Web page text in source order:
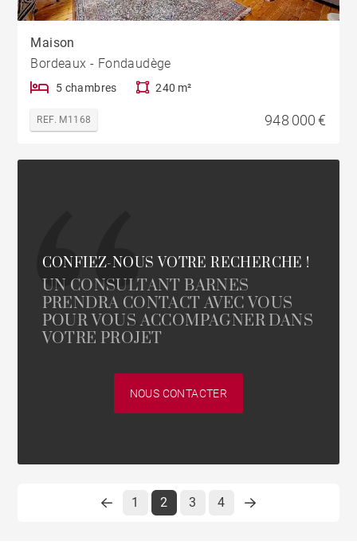
Maison
Bordeaux - Fondaudège
5 chambres 240 m²
REF. M1168 948 000 €
CONFIEZ-NOUS VOTRE RECHERCHE !
UN CONSULTANT BARNES
PRENDRA CONTACT AVEC VOUS
POUR VOUS ACCOMPAGNER DANS
VOTRE PROJET
NOUS CONTACTER
1 2 3 4